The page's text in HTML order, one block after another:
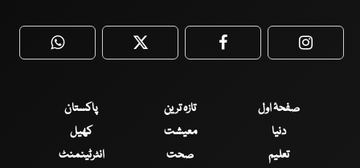
WhatsApp Twitter Facebook
صفحۂ اول تازہ ترین
پاکستان
دنیا
معیشت
کھیل
تعلیم
صحت
انٹرٹینمنٹ